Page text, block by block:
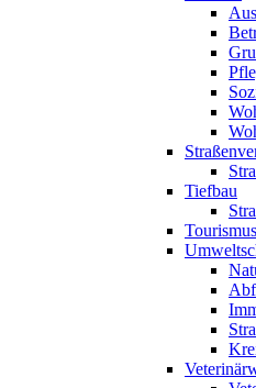
Tiefbau
Tourismus